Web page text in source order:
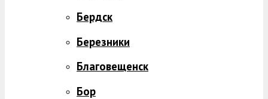
Бердск
Березники
Благовещенск
Бор